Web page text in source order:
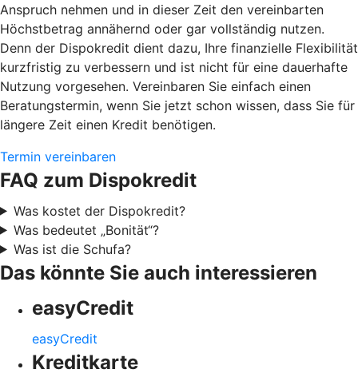
Anspruch nehmen und in dieser Zeit den vereinbarten
Höchstbetrag annähernd oder gar vollständig nutzen.
Denn der Dispokredit dient dazu, Ihre finanzielle Flexibilität
kurzfristig zu verbessern und ist nicht für eine dauerhafte
Nutzung vorgesehen. Vereinbaren Sie einfach einen
Beratungstermin, wenn Sie jetzt schon wissen, dass Sie für
längere Zeit einen Kredit benötigen.
Termin vereinbaren
FAQ zum Dispokredit
Was kostet der Dispokredit?
Was bedeutet „Bonität“?
Was ist die Schufa?
Das könnte Sie auch interessieren
easyCredit
easyCredit
Kreditkarte